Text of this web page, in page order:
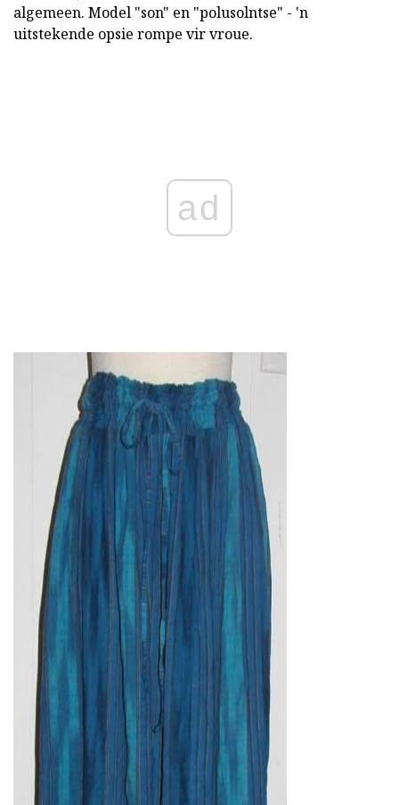
algemeen. Model "son" en "polusolntse" - 'n
uitstekende opsie rompe vir vroue.
ad